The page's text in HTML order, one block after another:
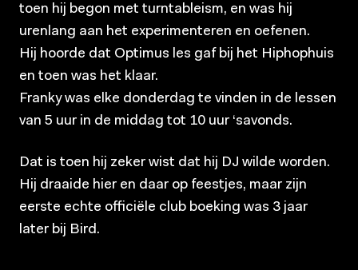
toen hij begon met turntableism, en was hij
urenlang aan het experimenteren en oefenen.
Hij hoorde dat Optimus les gaf bij het Hiphophuis
en toen was het klaar.
Franky was elke donderdag te vinden in de lessen
van 5 uur in de middag tot 10 uur ‘savonds.
Dat is toen hij zeker wist dat hij DJ wilde worden.
Hij draaide hier en daar op feestjes, maar zijn
eerste echte officiële club boeking was 3 jaar
later bij Bird.